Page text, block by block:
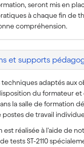
seront mis en
à chaque fin de
compréhension.
et supports
techniques adaptés aux
du formateur et
la salle de formation
de travail
est réalisée à l'aide de
tests ST-2110